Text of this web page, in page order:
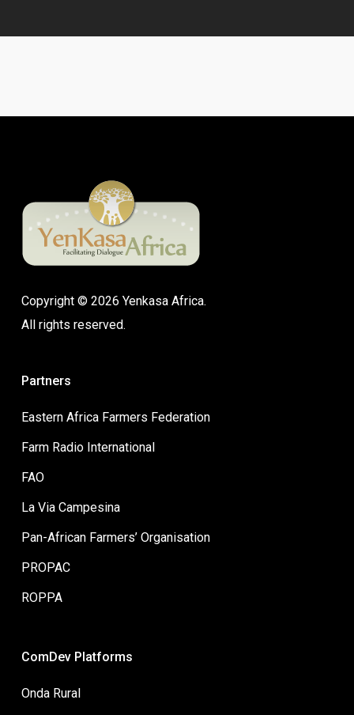
Copyright © 2026 Yenkasa Africa.
All rights reserved.
Partners
Eastern Africa Farmers Federation
Farm Radio International
FAO
La Via Campesina
Pan-African Farmers’ Organisation
PROPAC
ROPPA
ComDev Platforms
Onda Rural